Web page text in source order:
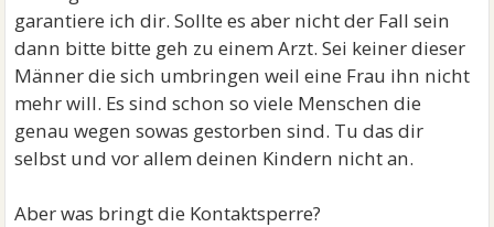
garantiere ich dir. Sollte es aber nicht der Fall sein
dann bitte bitte geh zu einem Arzt. Sei keiner dieser
Männer die sich umbringen weil eine Frau ihn nicht
mehr will. Es sind schon so viele Menschen die
genau wegen sowas gestorben sind. Tu das dir
selbst und vor allem deinen Kindern nicht an.
Aber was bringt die Kontaktsperre?